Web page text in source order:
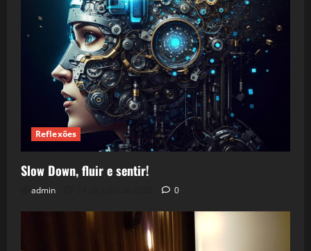
Reflexões
Slow Down, fluir e sentir!
admin 0